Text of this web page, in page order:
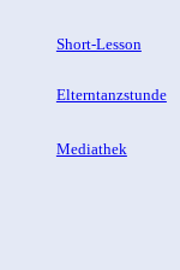
Short-Lesson
Elterntanzstunde
Mediathek